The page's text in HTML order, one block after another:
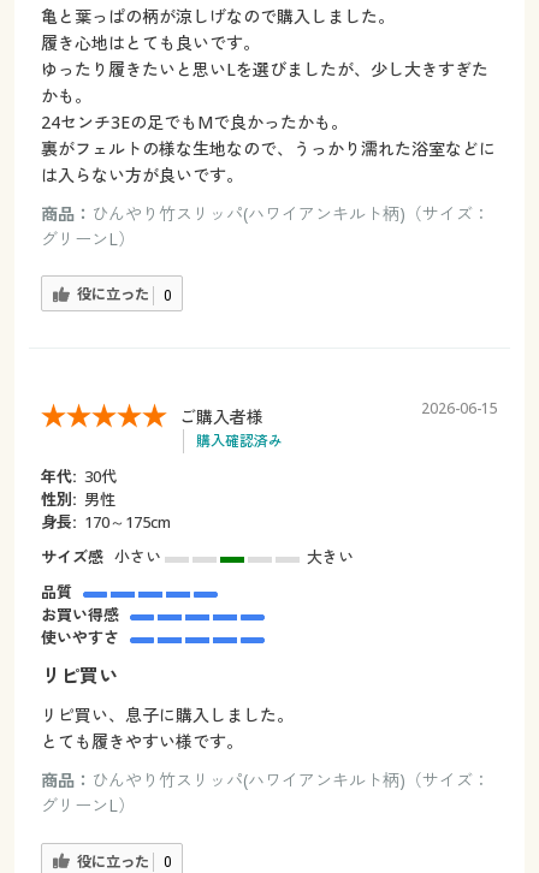
亀と葉っぱの柄が涼しげなので購入しました。
履き心地はとても良いです。
ゆったり履きたいと思いLを選びましたが、少し大きすぎた
かも。
24センチ3Eの足でもMで良かったかも。
裏がフェルトの様な生地なので、うっかり濡れた浴室などに
は入らない方が良いです。
商品： ひんやり竹スリッパ(ハワイアンキルト柄)（サイズ：
グリーンL）
役に立った 0
ご購入者様
購入確認済み
2026-06-15
年代: 30代
性別: 男性
身長: 170～175cm
サイズ感 小さい
大きい
品質
お買い得感
使いやすさ
リピ買い
リピ買い、息子に購入しました。
とても履きやすい様です。
商品： ひんやり竹スリッパ(ハワイアンキルト柄)（サイズ：
グリーンL）
役に立った 0